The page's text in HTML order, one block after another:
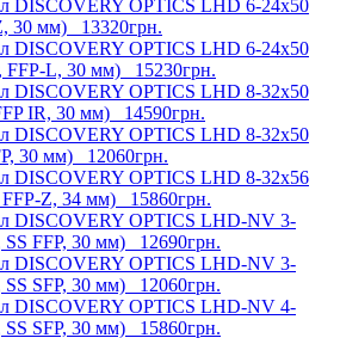
DISCOVERY OPTICS LHD 6-24x50
30 мм) 13320грн.
DISCOVERY OPTICS LHD 6-24x50
FFP-L, 30 мм) 15230грн.
DISCOVERY OPTICS LHD 8-32x50
IR, 30 мм) 14590грн.
DISCOVERY OPTICS LHD 8-32x50
30 мм) 12060грн.
DISCOVERY OPTICS LHD 8-32x56
FFP-Z, 34 мм) 15860грн.
DISCOVERY OPTICS LHD-NV 3-
SS FFP, 30 мм) 12690грн.
DISCOVERY OPTICS LHD-NV 3-
SS SFP, 30 мм) 12060грн.
DISCOVERY OPTICS LHD-NV 4-
SS SFP, 30 мм) 15860грн.